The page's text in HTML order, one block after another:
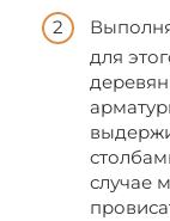
для
случае